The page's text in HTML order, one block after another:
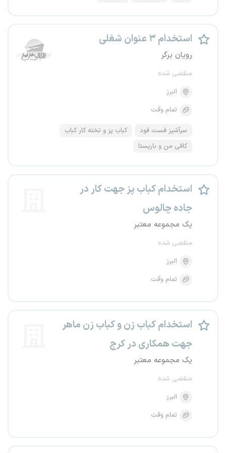
استخدام ۳ عنوان شغلی
رویان برگر
منقضی شده
البرز
تمام وقت
سرآشپز فست فود
کباب پز و تخته کار کباب
کافی من و باریستا
استخدام کباب پز جهت کار در
جاده چالوس
یک مجموعه معتبر
منقضی شده
البرز
تمام وقت
استخدام کباب زن و کباب زن ماهر
جهت همکاری در کرج
یک مجموعه معتبر
منقضی شده
البرز
تمام وقت